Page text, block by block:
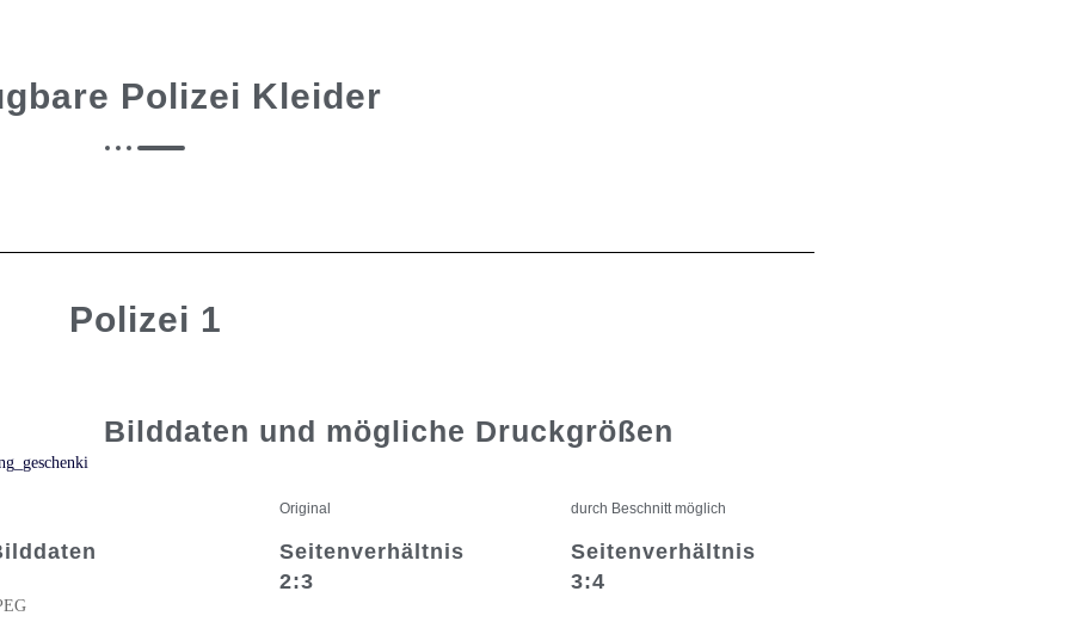
Polizei Kleider
Polizei 1
Bilddaten und mögliche Druckgrößen
Seitenverhältnis
2:3
Original
Seitenverhältnis
3:4
durch Beschnitt möglich